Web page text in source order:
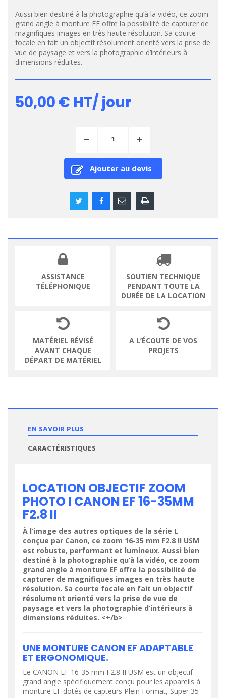
Aussi bien destiné à la photographie qu’à la vidéo, ce zoom
grand angle à monture EF offre la possibilité de capturer de
magnifiques images en très haute résolution. Sa courte
focale en fait un objectif résolument orienté vers la prise de
vue de paysage et vers la photographie d’intérieurs à
dimensions réduites.
50,00 € HT/ jour
Ajouter au devis
ASSISTANCE
TÉLÉPHONIQUE
SOUTIEN TECHNIQUE
PENDANT TOUTE LA
DURÉE DE LA LOCATION
MATÉRIEL RÉVISÉ
AVANT CHAQUE
DÉPART DE MATÉRIEL
A L’ÉCOUTE DE VOS
PROJETS
EN SAVOIR PLUS
CARACTÉRISTIQUES
LOCATION OBJECTIF ZOOM
PHOTO I CANON EF 16-35MM
F2.8 II
À l’image des autres optiques de la série L
conçue par Canon, ce zoom 16-35 mm F2.8 II USM
est robuste, performant et lumineux. Aussi bien
destiné à la photographie qu’à la vidéo, ce zoom
grand angle à monture EF offre la possibilité de
capturer de magnifiques images en très haute
résolution. Sa courte focale en fait un objectif
résolument orienté vers la prise de vue de
paysage et vers la photographie d’intérieurs à
dimensions réduites. <+/b>
UNE MONTURE CANON EF ADAPTABLE
ET ERGONOMIQUE.
Le CANON EF 16-35 mm F2.8 II USM est un objectif
grand angle spécifiquement conçu pour les appareils à
monture EF dotés de capteurs Plein Format, Super 35